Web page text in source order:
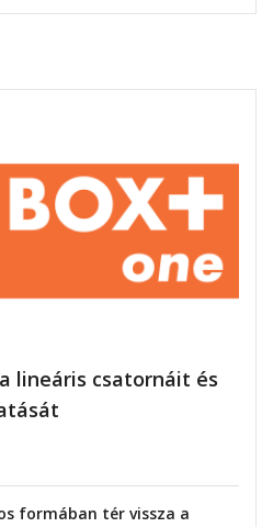
lineáris csatornáit és
formában tér vissza a